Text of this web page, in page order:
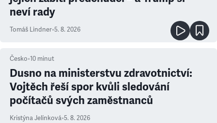
neví rady
Tomáš Lindner•5. 8. 2026
Česko•10 minut
Dusno na ministerstvu zdravotnictví:
Vojtěch řeší spor kvůli sledování
počítačů svých zaměstnanců
Kristýna Jelínková•5. 8. 2026